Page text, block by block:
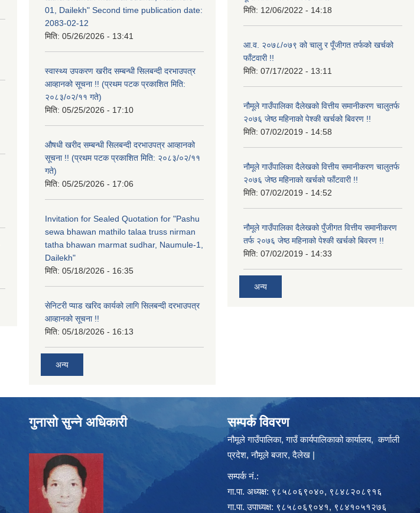
01, Dailekh" Second time publication date:
2083-02-12
मिति: 05/26/2026 - 13:41
स्वास्थ्य उपकरण खरीद सम्बन्धी सिलबन्दी दरभाउपत्र
आव्हानको सूचना !! (प्रथम पटक प्रकाशित मिति:
२०८३/०२/११ गते)
मिति: 05/25/2026 - 17:10
औषधी खरीद सम्बन्धी सिलबन्दी दरभाउपत्र आव्हानको
सूचना !! (प्रथम पटक प्रकाशित मिति: २०८३/०२/११
गते)
मिति: 05/25/2026 - 17:06
Invitation for Sealed Quotation for "Pashu
sewa bhawan mathilo talaa truss nirman
tatha bhawan marmat sudhar, Naumule-1,
Dailekh"
मिति: 05/18/2026 - 16:35
सेनिटरी प्याड खरिद कार्यको लागि सिलबन्दी दरभाउपत्र
आव्हानको सूचना !!
मिति: 05/18/2026 - 16:13
अन्य
मिति: 12/06/2022 - 14:18
आ.व. २०७८/०७९ को चालु र पूँजीगत तर्फको खर्चको
फाँटवारी !!
मिति: 07/17/2022 - 13:11
नौमूले गाउँपालिका दैलेखको वित्तीय समानीकरण चालुतर्फ
२०७६ जेष्ठ महिनाको पेश्की खर्चको बिवरण !!
मिति: 07/02/2019 - 14:58
नौमूले गाउँपालिका दैलेखको वित्तीय समानीकरण चालुतर्फ
२०७६ जेष्ठ महिनाको खर्चको फाँटवारी !!
मिति: 07/02/2019 - 14:52
नौमूले गाउँपालिका दैलेखको पुँजीगत वित्तीय समानीकरण
तर्फ २०७६ जेष्ठ महिनाको पेश्की खर्चको बिवरण !!
मिति: 07/02/2019 - 14:33
अन्य
गुनासो सुन्ने अधिकारी सम्पर्क विवरण
नौमूले गाउँपालिका, गाउँ कार्यपालिकाको कार्यालय, कर्णाली
प्रदेश, नौमूले बजार, दैलेख |
सम्पर्क नं.:
गा.पा. अध्यक्ष: ९८५८०६९०४०, ९८४८२०८९१६
गा.पा. उपाध्यक्ष: ९८५८०६९०४१, ९८४१०५१२७६